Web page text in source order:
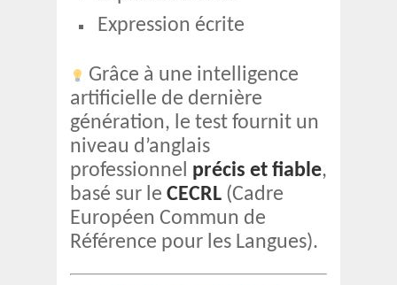
Expression écrite
Grâce à une intelligence
artificielle de dernière
génération, le test fournit un
niveau d’anglais
professionnel précis et fiable,
basé sur le CECRL (Cadre
Européen Commun de
Référence pour les Langues).